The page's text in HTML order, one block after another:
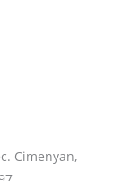
Cimenyan,